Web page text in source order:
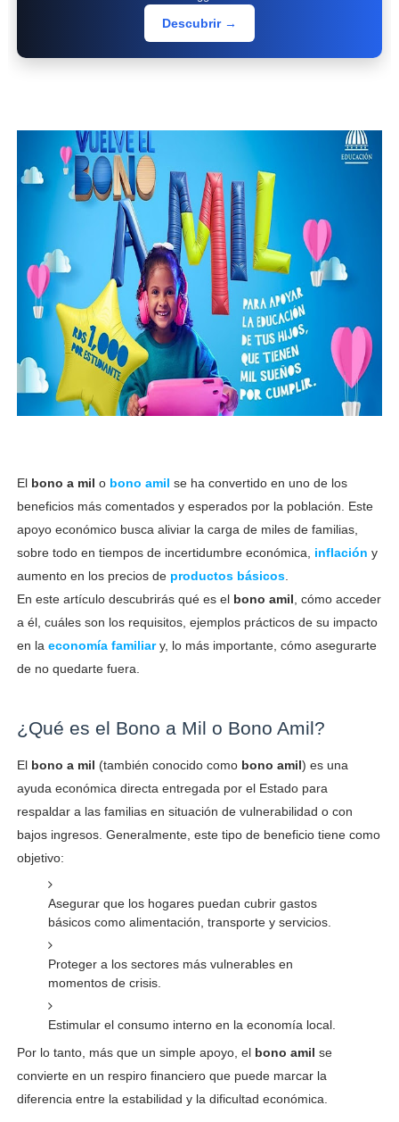
Descubrir →
El bono a mil o bono amil se ha convertido en uno de los
beneficios más comentados y esperados por la población. Este
apoyo económico busca aliviar la carga de miles de familias,
sobre todo en tiempos de incertidumbre económica, inflación y
aumento en los precios de productos básicos.
En este artículo descubrirás qué es el bono amil , cómo acceder
a él, cuáles son los requisitos, ejemplos prácticos de su impacto
en la economía familiary, lo más importante, cómo asegurarte
de no quedarte fuera.
¿Qué es el Bono a Mil o Bono Amil?
El bono a mil (también conocido como bono amil) es una
ayuda económica directa entregada por el Estado para
respaldar a las familias en situación de vulnerabilidad o con
bajos ingresos. Generalmente, este tipo de beneficio tiene como
objetivo:
Asegurar que los hogares puedan cubrir gastos
básicos como alimentación, transporte y servicios.
Proteger a los sectores más vulnerables en
momentos de crisis.
Estimular el consumo interno en la economía local.
Por lo tanto, más que un simple apoyo, el bono amil se
convierte en un respiro financiero que puede marcar la
diferencia entre la estabilidad y la dificultad económica.